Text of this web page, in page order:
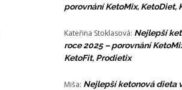
porovnání KetoMix, KetoDiet,
Kateřina Stoklasová: Nejlepší
roce 2025 – porovnání
KetoFit, Prodietix
Miša: Nejlepší ketonová dieta